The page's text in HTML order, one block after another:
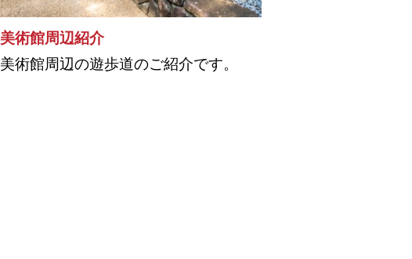
美術館周辺紹介
美術館周辺の遊歩道のご紹介です。